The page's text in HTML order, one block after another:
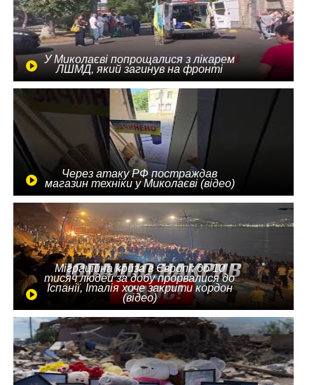
У Миколаєві попрощалися з лікарем
ЛШМД, який загинув на фронті
Через атаку РФ постраждав
магазин техніки у Миколаєві (відео)
Міграційна криза в Європі: до 10
тисяч людей за добу прорвалися до
Іспанії, Італія хоче закрити кордон
(відео)